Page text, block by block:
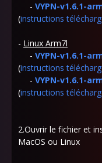
- VYPN-v1.6.1-
(instructions
- Linux Arm7l
- VYPN-v1.6.1-
(instructions
- VYPN-v1.6.1-
(instructions
2.Ouvrir le fichier et
MacOS ou Linux